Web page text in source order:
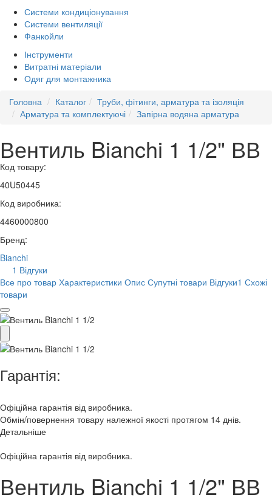
Системи кондиціонування
Системи вентиляції
Фанкойли
Інструменти
Витратні матеріали
Одяг для монтажника
Головна
Каталог
Труби, фітинги, арматура та ізоляція
Арматура та комплектуючі
Запірна водяна арматура
Вентиль Bianchi 1 1/2" ВВ
Код товару:
40U50445
Код виробника:
4460000800
Бренд:
Bianchi
1 Відгуки
Все про товар Характеристики Опис Супутні товари Відгуки1 Схожі
товари
Гарантія:
Офіційна гарантія від виробника.
Обмін/повернення товару належної якості протягом 14 днів.
Детальніше
Офіційна гарантія від виробника.
Вентиль Bianchi 1 1/2" ВВ